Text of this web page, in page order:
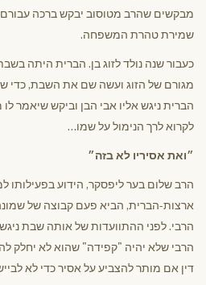
מבקשים שהרב מטוסוב יבקש ברכה
שמירת טהרת המשפחה.
כעבור שנה נולד לזוג בן. הברית היתה
מגורם של הזוג ועשה שם את השבת, כדי
הברית ניגש אליו אבי הבן וביקש שיאמר
לקרוא לרך הנימול על שמו…
״ואת אסיריו לא בזה״
הרב שלום בער ליפסקר, הידוע בפעילותו
ארצות-הברית, הביא פעם קבוצה של
הרבי. לפני ההתוועדות של אותה שבת
הרבי שלא יהיה "קפידה" שהוא לא יחלק
דין אם מותר להצביע על אסיר כדי לא